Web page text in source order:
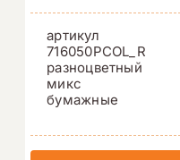
артикул
716050PCOL_R
разноцветный
микс
бумажные